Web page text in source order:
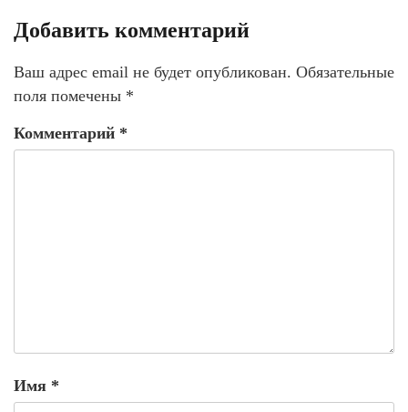
Добавить комментарий
Ваш адрес email не будет опубликован. Обязательные
поля помечены *
Комментарий *
Имя *